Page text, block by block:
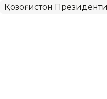
Қозоғистон Президенти